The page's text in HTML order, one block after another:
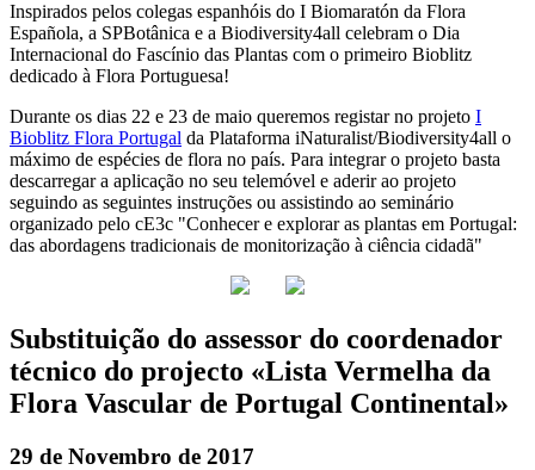
Inspirados pelos colegas espanhóis do I Biomaratón da Flora
Española, a SPBotânica e a Biodiversity4all celebram o Dia
Internacional do Fascínio das Plantas com o primeiro Bioblitz
dedicado à Flora Portuguesa!
Durante os dias 22 e 23 de maio queremos registar no projeto I
Bioblitz Flora Portugal da Plataforma iNaturalist/Biodiversity4all o
máximo de espécies de flora no país. Para integrar o projeto basta
descarregar a aplicação no seu telemóvel e aderir ao projeto
seguindo as seguintes instruções ou assistindo ao seminário
organizado pelo cE3c "Conhecer e explorar as plantas em Portugal:
das abordagens tradicionais de monitorização à ciência cidadã"
Substituição do assessor do coordenador
técnico do projecto «Lista Vermelha da
Flora Vascular de Portugal Continental»
29 de Novembro de 2017